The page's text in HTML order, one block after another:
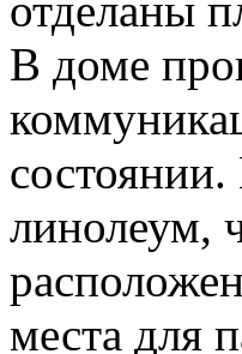
В доме
линолеум,
места для